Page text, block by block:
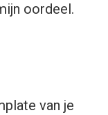
oordeel.
van je